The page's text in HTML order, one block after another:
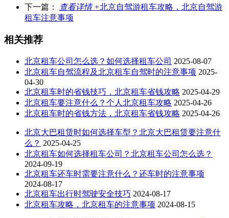
下一篇：
查看详情 +北京自驾游租车攻略，北京自驾游
租车注意事项
相关推荐
北京租车公司怎么选？如何选择租车公司 2025-08-07
北京租车自驾流程及北京租车自驾时的注意事项 2025-
04-30
北京租车时的省钱技巧，北京租车省钱攻略 2025-04-29
北京租车要注意什么？个人北京租车攻略 2025-04-26
北京租车时的省钱方法，北京租车省钱攻略 2025-04-26
北京大巴租赁时如何选择车型？北京大巴租赁要注意什
么？ 2025-04-25
北京租车如何选择租车公司？北京租车公司怎么选？
2024-09-19
北京租车还车时需要注意什么？还车时的注意事项
2024-08-17
北京租车出行时驾驶安全技巧 2024-08-17
北京租车攻略，北京租车的注意事项 2024-08-15